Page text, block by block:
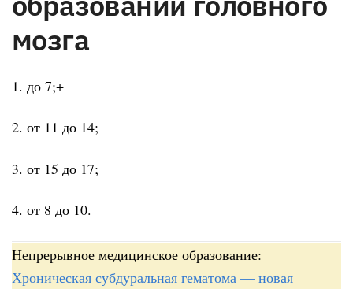
мозга
1. до 7;+
2. от 11 до 14;
3. от 15 до 17;
4. от 8 до 10.
Непрерывное медицинское образование:
Хроническая субдуральная гематома — новая